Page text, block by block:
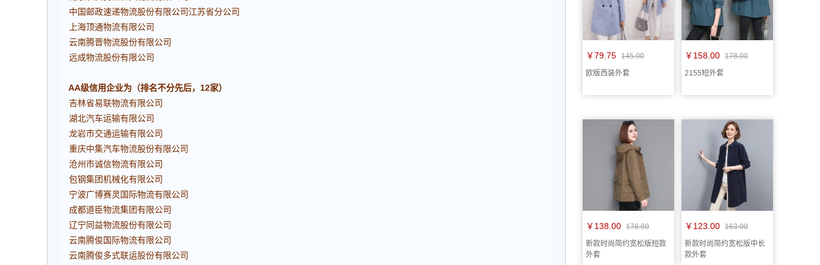
中国邮政速递物流股份有限公司江苏省分公司
上海顶通物流有限公司
云南腾晋物流股份有限公司
远成物流股份有限公司
AA级信用企业为（排名不分先后，12家）
吉林省易联物流有限公司
湖北汽车运输有限公司
龙岩市交通运输有限公司
重庆中集汽车物流股份有限公司
沧州市诚信物流有限公司
包钢集团机械化有限公司
宁波广博赛灵国际物流有限公司
成都道臣物流集团有限公司
辽宁同益物流股份有限公司
云南腾俊国际物流有限公司
云南腾俊多式联运股份有限公司
￥79.75 145.00
欧版西装外套
￥158.00 178.00
2155短外套
￥138.00 178.00
新款时尚简约宽松版短款
外套
￥123.00 163.00
新款时尚简约宽松版中长
款外套